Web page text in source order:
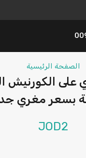
الصفحة الرئيسية
على الكورنيش
بسعر مغري
JOD2